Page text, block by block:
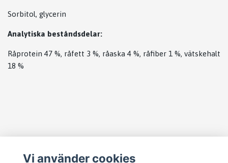
Sorbitol, glycerin
Analytiska beståndsdelar:
Råprotein 47 %, råfett 3 %, råaska 4 %, råfiber 1 %, vätskehalt
18 %
Vi använder cookies